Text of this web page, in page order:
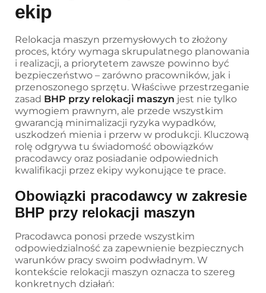
ekip
Relokacja maszyn przemysłowych to złożony
proces, który wymaga skrupulatnego planowania
i realizacji, a priorytetem zawsze powinno być
bezpieczeństwo – zarówno pracowników, jak i
przenoszonego sprzętu. Właściwe przestrzeganie
zasad BHP przy relokacji maszyn jest nie tylko
wymogiem prawnym, ale przede wszystkim
gwarancją minimalizacji ryzyka wypadków,
uszkodzeń mienia i przerw w produkcji. Kluczową
rolę odgrywa tu świadomość obowiązków
pracodawcy oraz posiadanie odpowiednich
kwalifikacji przez ekipy wykonujące te prace.
Obowiązki pracodawcy w zakresie
BHP przy relokacji maszyn
Pracodawca ponosi przede wszystkim
odpowiedzialność za zapewnienie bezpiecznych
warunków pracy swoim podwładnym. W
kontekście relokacji maszyn oznacza to szereg
konkretnych działań: